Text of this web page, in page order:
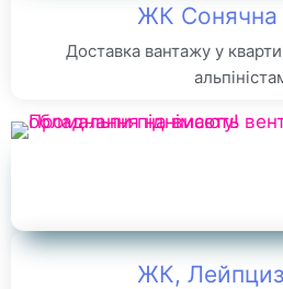
ЖК Сонячна
Доставка вантажу у
ЖК,